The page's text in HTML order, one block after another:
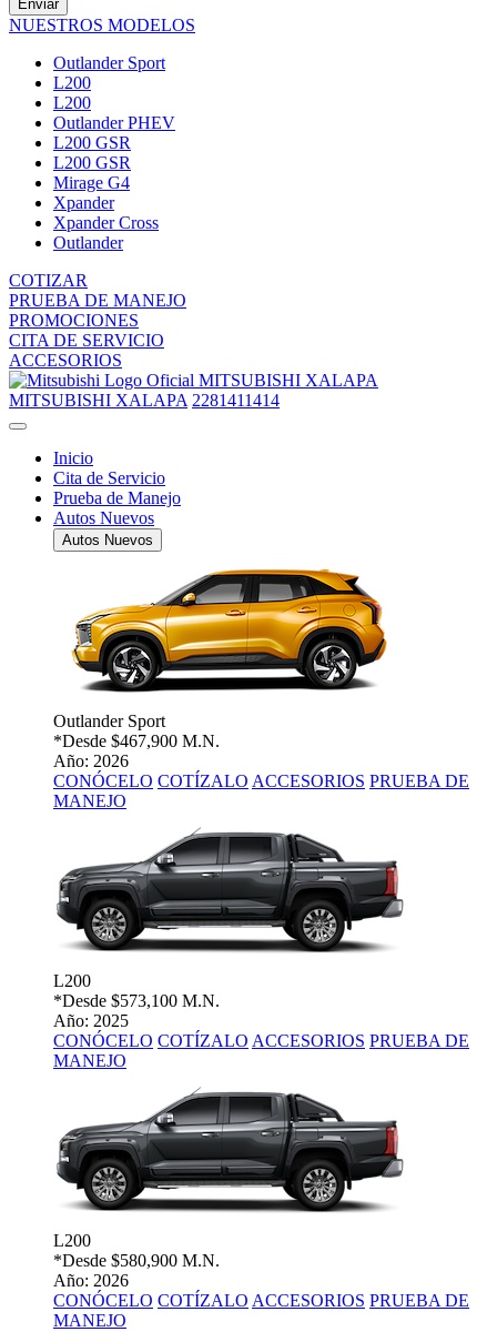
Enviar
NUESTROS MODELOS
Outlander Sport
L200
L200
Outlander PHEV
L200 GSR
L200 GSR
Mirage G4
Xpander
Xpander Cross
Outlander
COTIZAR
PRUEBA DE MANEJO
PROMOCIONES
CITA DE SERVICIO
ACCESORIOS
MITSUBISHI XALAPA
MITSUBISHI XALAPA 2281411414
Inicio
Cita de Servicio
Prueba de Manejo
Autos Nuevos
Autos Nuevos
Outlander Sport
*Desde $467,900 M.N.
Año: 2026
CONÓCELO COTÍZALO ACCESORIOS PRUEBA DE
MANEJO
L200
*Desde $573,100 M.N.
Año: 2025
CONÓCELO COTÍZALO ACCESORIOS PRUEBA DE
MANEJO
L200
*Desde $580,900 M.N.
Año: 2026
CONÓCELO COTÍZALO ACCESORIOS PRUEBA DE
MANEJO